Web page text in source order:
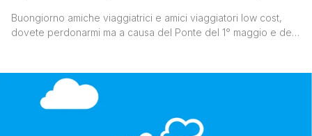
Buongiorno amiche viaggiatrici e amici viaggiatori low cost,
dovete perdonarmi ma a causa del Ponte del 1° maggio e del
30 aprile scorso, con in miei suggerimenti per visitare Cordova
low cost. Niente [']